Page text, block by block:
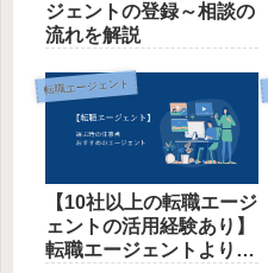
ジェントの登録～相談の
流れを解説
転職エージェント
【10社以上の転職エージ
ェントの活用経験あり】
転職エージェントよりも